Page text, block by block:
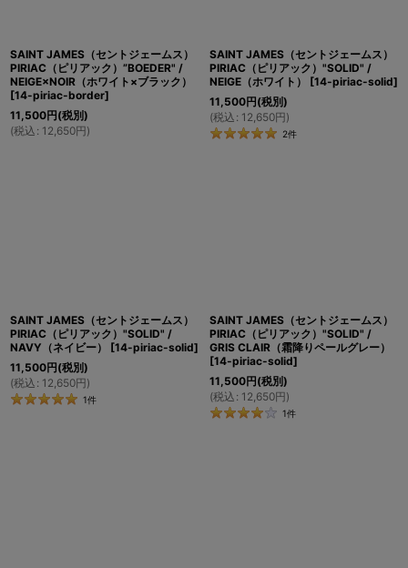
SAINT JAMES（セントジェームス）
PIRIAC（ピリアック）”BOEDER" /
NEIGE×NOIR（ホワイト×ブラック）
[14-piriac-border]
11,500円(税別)
(税込 : 12,650円)
SAINT JAMES（セントジェームス）
PIRIAC（ピリアック）"SOLID" /
NEIGE（ホワイト）
[14-piriac-solid]
11,500円(税別)
(税込 : 12,650円)
2件
SAINT JAMES（セントジェームス）
PIRIAC（ピリアック）"SOLID" /
NAVY（ネイビー）
[14-piriac-solid]
11,500円(税別)
(税込 : 12,650円)
1件
SAINT JAMES（セントジェームス）
PIRIAC（ピリアック）"SOLID" /
GRIS CLAIR（霜降りペールグレー）
[14-piriac-solid]
11,500円(税別)
(税込 : 12,650円)
1件